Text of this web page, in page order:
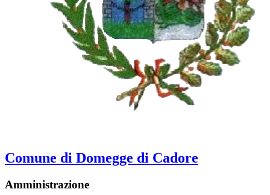
Comune di Domegge di Cadore
Amministrazione